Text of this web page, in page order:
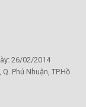
26/02/2014
Phú Nhuận, TP.Hồ